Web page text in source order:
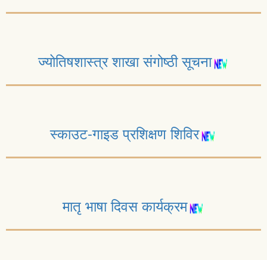
ज्योतिषशास्त्र शाखा संगोष्ठी सूचना
स्काउट-गाइड प्रशिक्षण शिविर
मातृ भाषा दिवस कार्यक्रम